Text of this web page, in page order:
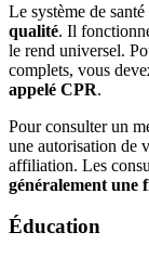
Le système de
qualité. Il
le rend universel.
complets, vous
appelé CPR.
Pour consulter un
une autorisation de
affiliation. Les
généralement une
Éducation